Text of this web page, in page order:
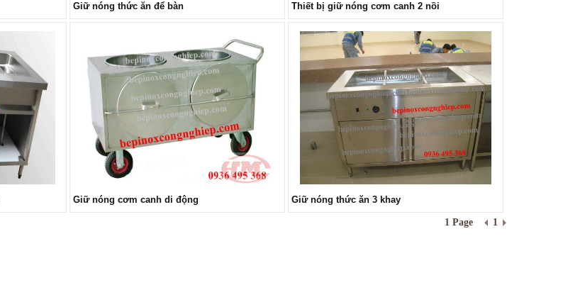
Giữ nóng thức ăn để bàn Thiết bị giữ nóng cơm canh 2 nồi
Giữ nóng cơm canh di động Giữ nóng thức ăn 3 khay
1 Page 1